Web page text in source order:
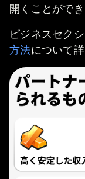
開くことができ
ビジネスセクシ
方法について